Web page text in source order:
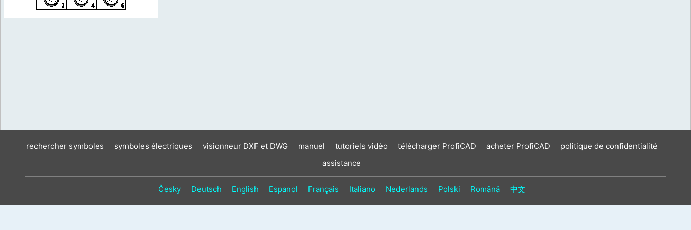
rechercher symboles symboles électriques visionneur DXF et DWG manuel tutoriels vidéo télécharger ProfiCAD acheter ProfiCAD
politique de confidentialité
assistance
Česky Deutsch English Espanol Français Italiano Nederlands Polski Română 中文